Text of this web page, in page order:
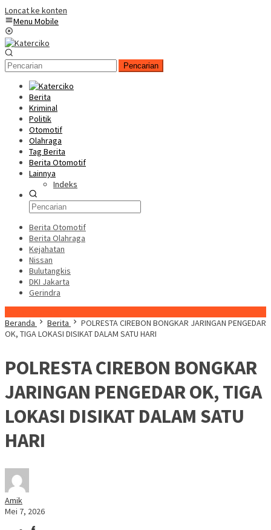
Loncat ke konten
Menu Mobile
Pencarian
Berita
Kriminal
Politik
Otomotif
Olahraga
Tag Berita
Berita Otomotif
Lainnya
Indeks
Berita Otomotif
Berita Olahraga
Kejahatan
Nissan
Bulutangkis
DKI Jakarta
Gerindra
Beranda
Berita
POLRESTA CIREBON BONGKAR JARINGAN PENGEDAR
OK, TIGA LOKASI DISIKAT DALAM SATU HARI
POLRESTA CIREBON BONGKAR
JARINGAN PENGEDAR OK, TIGA
LOKASI DISIKAT DALAM SATU
HARI
Amik
Mei 7, 2026